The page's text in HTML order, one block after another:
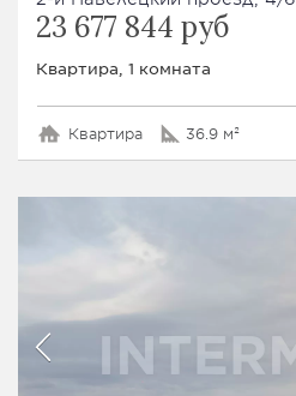
23 677 844 руб
Квартира, 1 комната
Квартира 36.9 м²